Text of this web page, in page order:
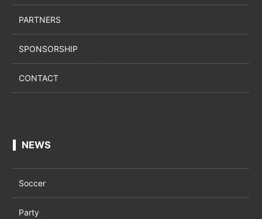
PARTNERS
SPONSORSHIP
CONTACT
NEWS
Soccer
Party